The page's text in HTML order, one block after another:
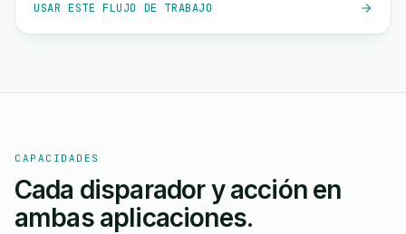
USAR ESTE FLUJO DE TRABAJO
CAPACIDADES
Cada disparador y acción en
ambas aplicaciones.